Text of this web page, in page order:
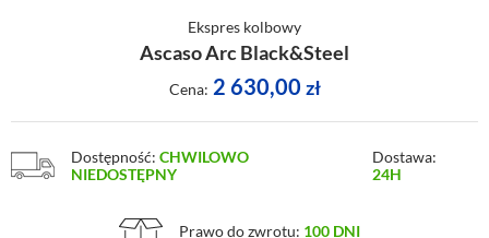
Ekspres kolbowy
Ascaso Arc Black&Steel
Cena: 2 630,00 zł
Dostępność: CHWILOWO
NIEDOSTĘPNY
Dostawa:
24H
Prawo do zwrotu: 100 DNI